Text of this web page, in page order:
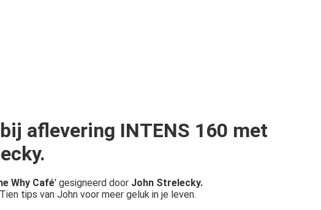
aflevering INTENS 160 met
Why Café' gesigneerd door John Strelecky.
Tien tips van John voor meer geluk in je leven.